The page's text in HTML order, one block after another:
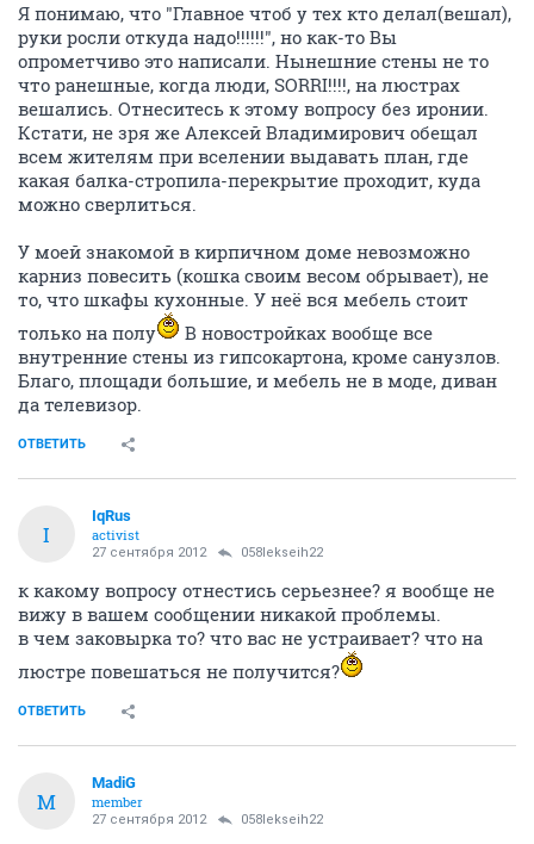
Я понимаю, что "Главное чтоб у тех кто делал(вешал),
руки росли откуда надо!!!!!!", но как-то Вы
опрометчиво это написали. Нынешние стены не то
что ранешные, когда люди, SORRI!!!!, на люстрах
вешались. Отнеситесь к этому вопросу без иронии.
Кстати, не зря же Алексей Владимирович обещал
всем жителям при вселении выдавать план, где
какая балка-стропила-перекрытие проходит, куда
можно сверлиться.
У моей знакомой в кирпичном доме невозможно
карниз повесить (кошка своим весом обрывает), не
то, что шкафы кухонные. У неё вся мебель стоит
только на полу
В новостройках вообще все
внутренние стены из гипсокартона, кроме санузлов.
Благо, площади большие, и мебель не в моде, диван
да телевизор.
ОТВЕТИТЬ
I
IqRus
activist
27 сентября 2012 058lekseih22
к какому вопросу отнестись серьезнее? я вообще не
вижу в вашем сообщении никакой проблемы.
в чем заковырка то? что вас не устраивает? что на
люстре повешаться не получится?
ОТВЕТИТЬ
M
MadiG
member
27 сентября 2012 058lekseih22